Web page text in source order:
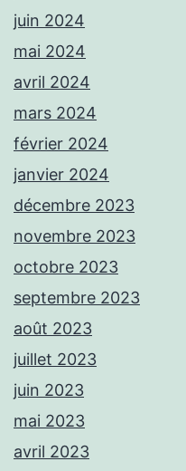
juin 2024
mai 2024
avril 2024
mars 2024
février 2024
janvier 2024
décembre 2023
novembre 2023
octobre 2023
septembre 2023
août 2023
juillet 2023
juin 2023
mai 2023
avril 2023